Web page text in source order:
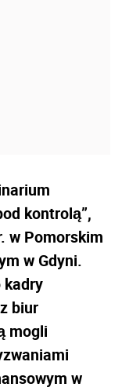
kontrolą”,
w Pomorskim
w Gdyni.
kadry
biur
mogli
w